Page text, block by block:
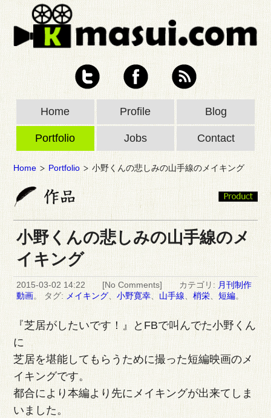
Home Profile Blog
Portfolio Jobs Contact
Home Portfolio 小野くんの悲しみの山手線のメイキング
小野くんの悲しみの山手線のメ
イキング
2015-03-02 14:22 [No Comments] カテゴリ:月刊制作
動画。 タグ:メイキング、小野寛幸、 山手線、梢栄、短編。
『芝居がしたいです！』とFBで叫んでた小野くん
に
芝居を堪能してもらうために撮った短編映画のメ
イキングです。
都合により本編より先にメイキングが出来てしま
いました。